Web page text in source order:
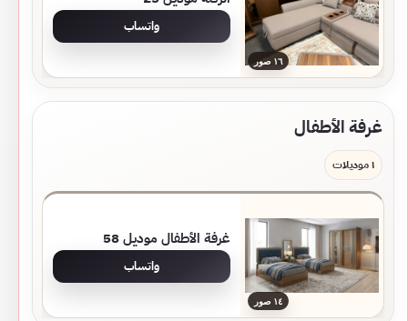
١٦ صور
واتساب
غرفة الأطفال
١ موديلات
١٤ صور
غرفة الأطفال موديل 58
واتساب